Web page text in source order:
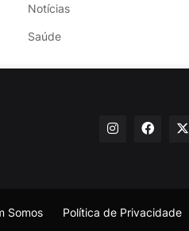
Notícias
Saúde
Somos Política de Privacidade